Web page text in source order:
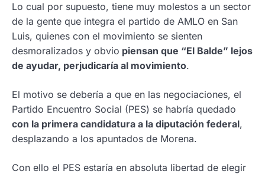
Lo cual por supuesto, tiene muy molestos a un sector
de la gente que integra el partido de AMLO en San
Luis, quienes con el movimiento se sienten
desmoralizados y obvio piensan que “El Balde” lejos
de ayudar, perjudicaría al movimiento.
El motivo se debería a que en las negociaciones, el
Partido Encuentro Social (PES) se habría quedado
con la primera candidatura a la diputación federal,
desplazando a los apuntados de Morena.
Con ello el PES estaría en absoluta libertad de elegir